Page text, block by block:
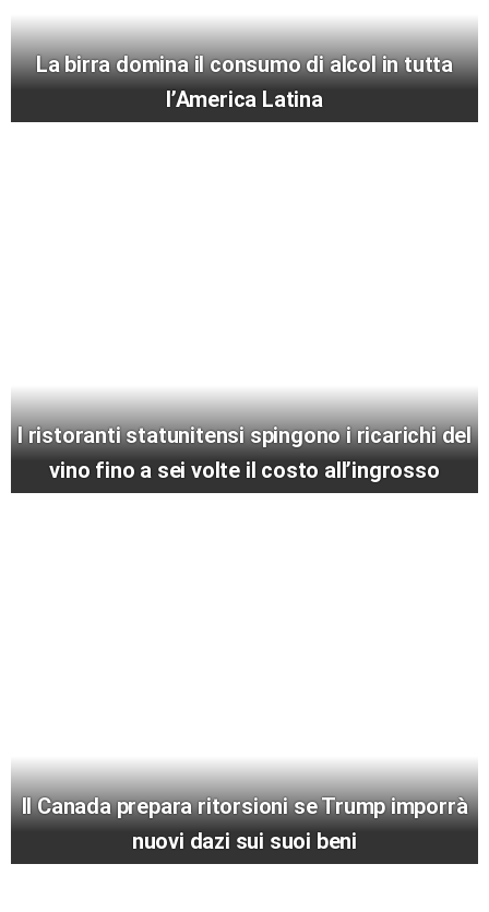
La birra domina il consumo di alcol in tutta
l’America Latina
I ristoranti statunitensi spingono i ricarichi del
vino fino a sei volte il costo all’ingrosso
Il Canada prepara ritorsioni se Trump imporrà
nuovi dazi sui suoi beni